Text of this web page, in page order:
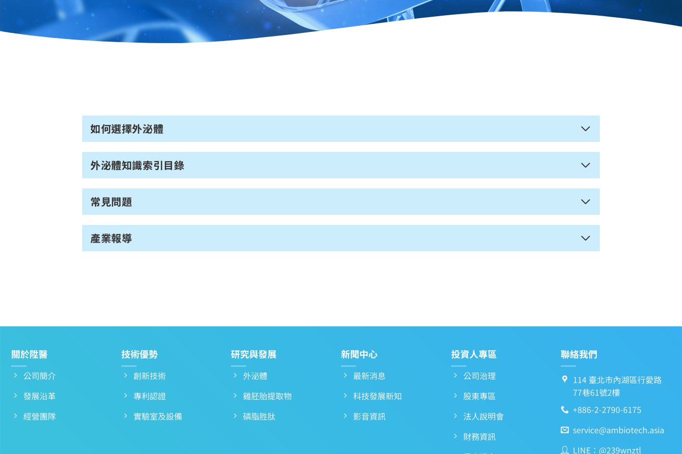
如何選擇外泌體
外泌體知識索引目錄
常見問題
產業報導
關於陞醫
公司簡介
發展沿革
經營團隊
技術優勢
創新技術
專利認證
實驗室及設備
研究與發展
外泌體
雞胚胎提取物
磷脂胜肽
新聞中心
最新消息
科技發展新知
影音資訊
投資人專區
公司治理
股東專區
法人說明會
財務資訊
聯絡我們
114 臺北市內湖區行愛路
77巷61號2樓
+886-2-2790-6175
service@ambiotech.asia
LINE：@239wnztl